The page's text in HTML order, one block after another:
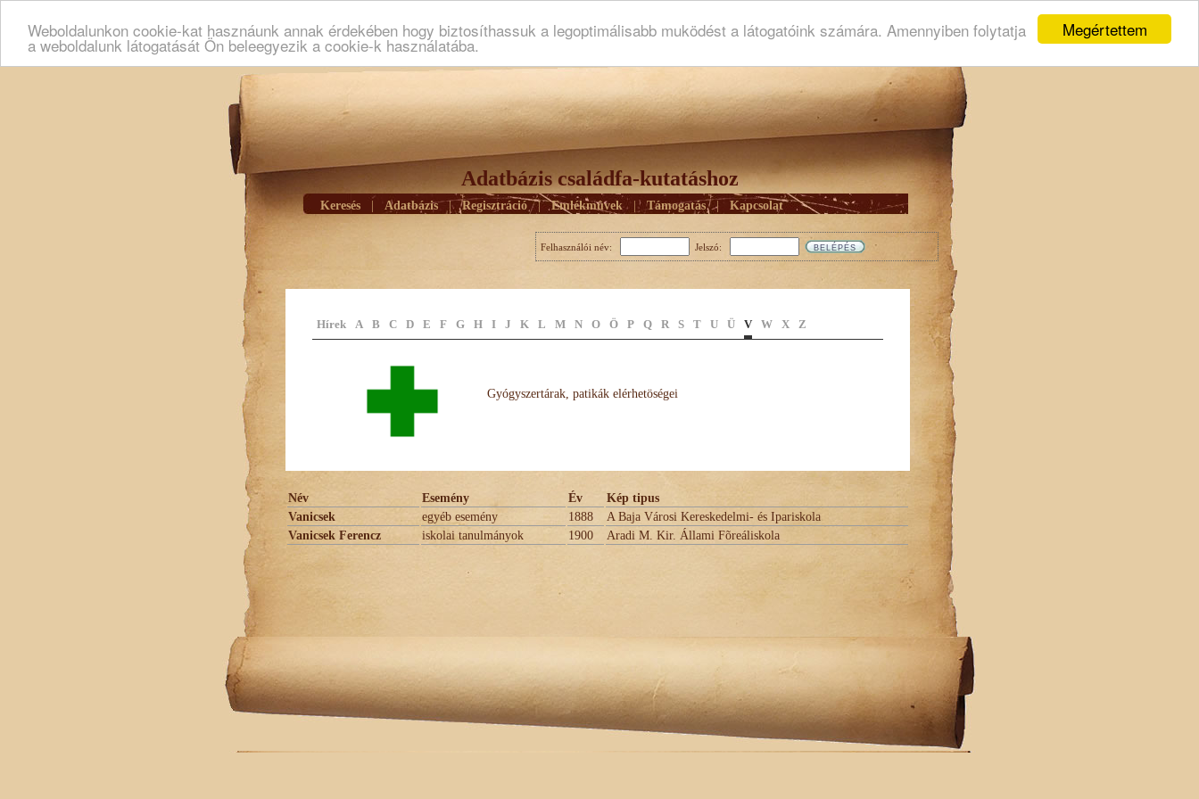
Megértettem
Weboldalunkon cookie-kat hasznáunk annak érdekében hogy biztosíthassuk a legoptimálisabb muködést a látogatóink számára. Amennyiben folytatja
a weboldalunk látogatását Ön beleegyezik a cookie-k használatába.
Adatbázis családfa-kutatáshoz
Keresés Adatbázis | Regisztráció | Emlékmûvek | Támogatás | Kapcsolat
Felhasználói név: Jelszó:
Hírek A B C D E F G H I J K L M N O Ö P Q R S T U Ü V W X Z
Gyógyszertárak, patikák elérhetöségei
Név Esemény Év
Kép tipus
Vanicsek
egyéb esemény 1888
A Baja Városi Kereskedelmi- és Ipariskola
Vanicsek Ferencz
iskolai tanulmányok 1900 Aradi M. Kir. Állami Fõreáliskola